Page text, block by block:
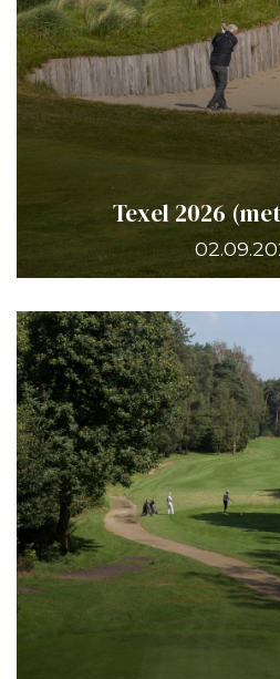
Texel 2026